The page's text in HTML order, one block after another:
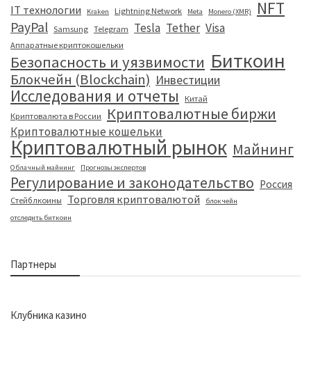
IT технологии Kraken Lightning Network Meta Monero (XMR) NFT
PayPal Samsung Telegram Tesla Tether Visa
Аппаратные криптокошельки
Безопасность и уязвимости Биткоин
Блокчейн (Blockchain) Инвестиции
Исследования и отчеты
Китай
Криптовалюта в России
Криптовалютные биржи
Криптовалютные кошельки
Криптовалютный рынок Майнинг
Облачный майнинг Прогнозы экспертов
Регулирование и законодательство Россия
Стейблкоины Торговля криптовалютой
блокчейн
отследить биткоин
Партнеры
Клубника казино